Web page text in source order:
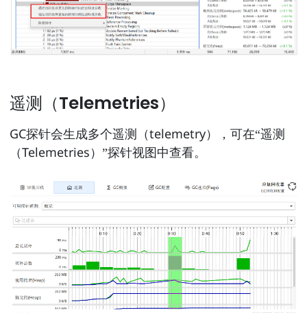
遥测（Telemetries）
GC探针会生成多个遥测（telemetry），可在“遥测
（Telemetries）”探针视图中查看。